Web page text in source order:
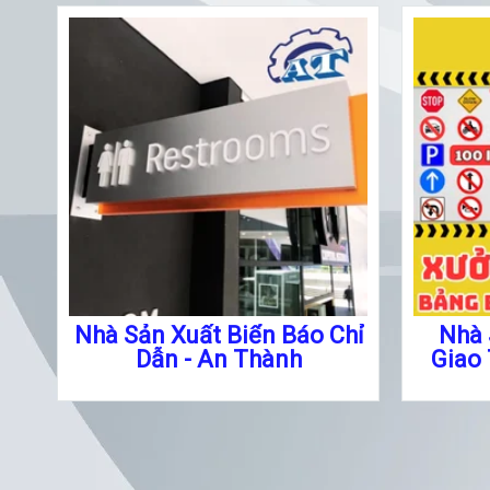
Nhà Sản Xuất Biển Báo Chỉ
Dẫn - An Thành
Giao